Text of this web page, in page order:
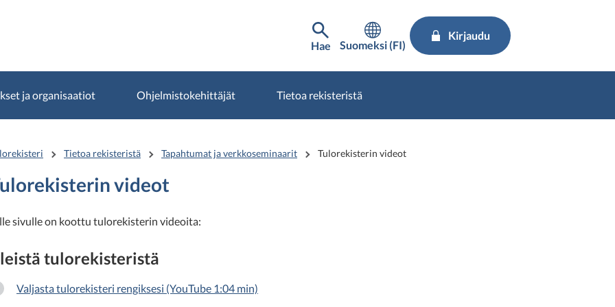
Hae Suomeksi (FI)
Kirjaudu
ja organisaatiot Ohjelmistokehittäjät Tietoa rekisteristä
Tietoa rekisteristä Tapahtumat ja verkkoseminaarit Tulorekisterin videot
videot
sivulle on koottu tulorekisterin videoita:
tulorekisteristä
Valjasta tulorekisteri rengiksesi (YouTube 1:04 min)